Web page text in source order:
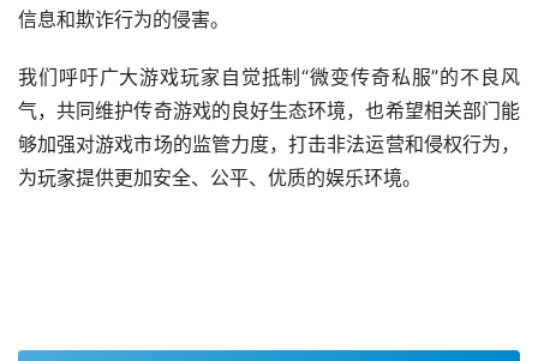
信息和欺诈行为的侵害。
我们呼吁广大游戏玩家自觉抵制“微变传奇私服”的不良风
气，共同维护传奇游戏的良好生态环境，也希望相关部门能
够加强对游戏市场的监管力度，打击非法运营和侵权行为，
为玩家提供更加安全、公平、优质的娱乐环境。